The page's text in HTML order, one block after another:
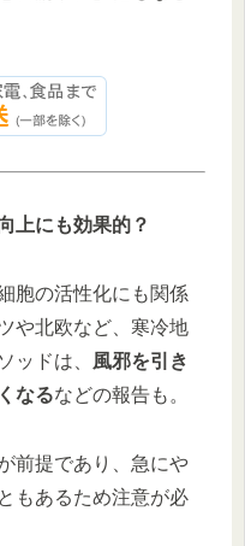
上にも効果的？
胞の活性化にも関係
や北欧など、寒冷地
ッドは、
風邪を引き
なるなどの報告も。
前提であり、急にや
もあるため注意が必